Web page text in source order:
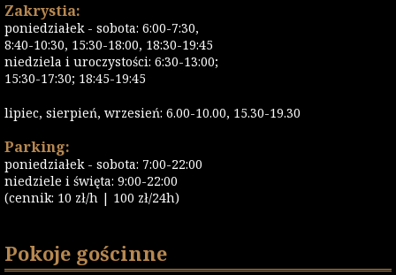
Zakrystia:
poniedziałek - sobota: 6:00-7:30,
8:40-10:30, 15:30-18:00, 18:30-19:45
niedziela i uroczystości: 6:30-13:00;
15:30-17:30; 18:45-19:45
lipiec, sierpień, wrzesień: 6.00-10.00, 15.30-19.30
Parking:
poniedziałek - sobota: 7:00-22:00
niedziele i święta: 9:00-22:00
(cennik: 10 zł/h | 100 zł/24h)
Pokoje gościnne